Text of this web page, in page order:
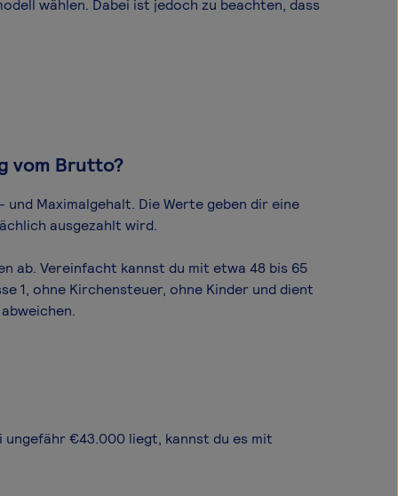
wählen. Dabei ist jedoch zu beachten, dass
vom Brutto?
Maximal­gehalt. Die Werte geben dir eine
ausgezahlt wird.
ab. Vereinfacht kannst du mit etwa 48 bis 65
1, ohne Kirchensteuer, ohne Kinder und dient
€43.000 liegt, kannst du es mit